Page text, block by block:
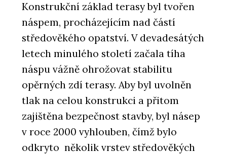
Konstrukční základ terasy byl tvořen
náspem, procházejícím nad částí
středověkého opatství. V devadesátých
letech minulého století začala tíha
náspu vážně ohrožovat stabilitu
opěrných zdí terasy. Aby byl uvolněn
tlak na celou konstrukci a přitom
zajištěna bezpečnost stavby, byl násep
v roce 2000 vyhlouben, čímž bylo
odkryto několik vrstev středověkých